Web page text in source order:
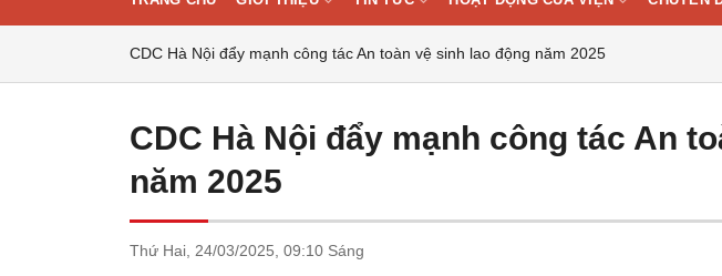
CDC Hà Nội đẩy mạnh công tác An toàn vệ sinh lao động năm 2025
CDC Hà Nội đẩy mạnh công tác An
năm 2025
Thứ Hai, 24/03/2025, 09:10 Sáng